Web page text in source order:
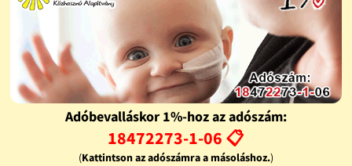
Adóbevalláskor 1%-hoz az adószám:
18472273-1-06 📋
(Kattintson az adószámra a másoláshoz.)